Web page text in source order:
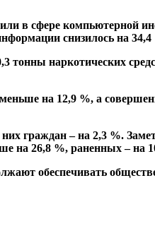
в сфере компьютерной
снизилось на
тонны наркотических
на 12,9 %, а
граждан – на 2,3 %.
на 26,8 %, раненных – на
обеспечивать